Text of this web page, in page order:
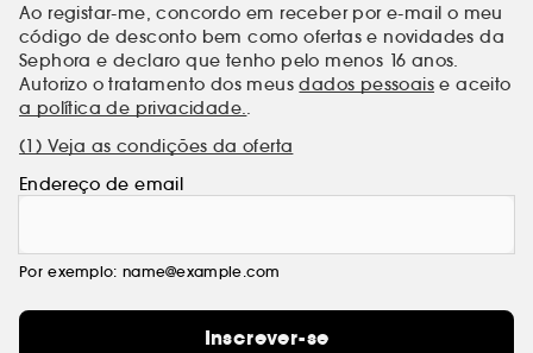
Ao registar-me, concordo em receber por e-mail o meu
código de desconto bem como ofertas e novidades da
Sephora e declaro que tenho pelo menos 16 anos.
Autorizo o tratamento dos meusdados pessoais e aceito
a política de privacidade..
(1) Veja as condições da oferta
Endereço de email
Por exemplo: name@example.com
Inscrever-se